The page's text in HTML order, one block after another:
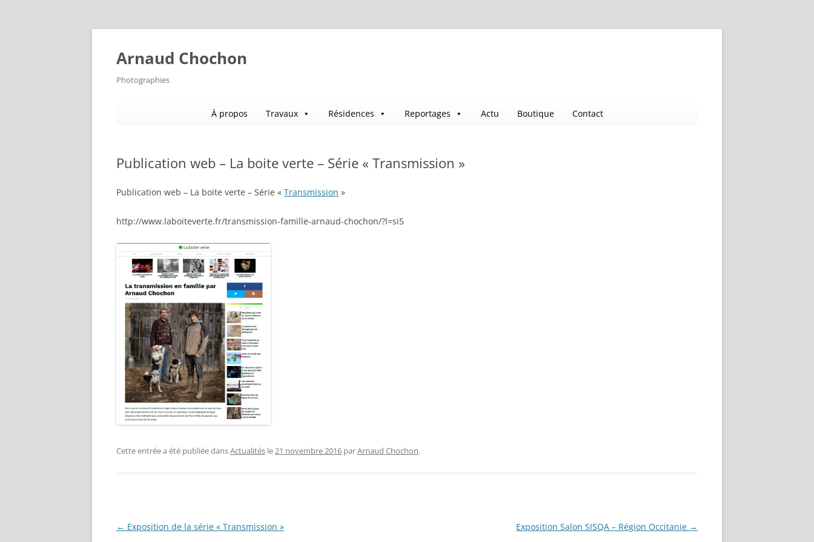
Aller
Arnaud Chochon
Photographies
À propos Travaux Résidences Reportages Actu Boutique Contact
Publication web – La boite verte – Série « Transmission »
Publication web – La boite verte – Série « Transmission »
http://www.laboiteverte.fr/transmission-famille-arnaud-chochon/?l=si5
Cette entrée a été publiée dansActualités le21 novembre 2016 parArnaud Chochon.
Navigation
← Exposition de la série « Transmission » Exposition Salon SISQA – Région Occitanie →